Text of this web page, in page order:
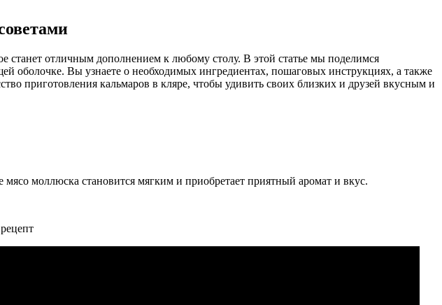
станет отличным дополнением к любому столу. В этой статье мы поделимся
оболочке. Вы узнаете о необходимых ингредиентах, пошаговых инструкциях, а также
приготовления кальмаров в кляре, чтобы удивить своих близких и друзей вкусным и
мясо моллюска становится мягким и приобретает приятный аромат и вкус.